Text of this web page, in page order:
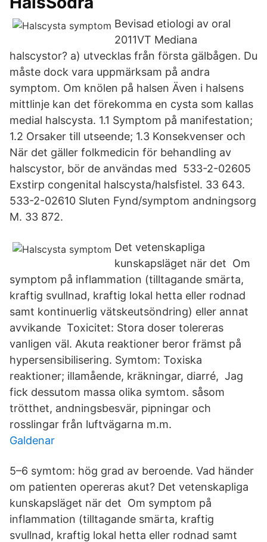
Bevisad etiologi av oral
2011VT Mediana
halscystor? a) utvecklas från första gälbågen. Du
måste dock vara uppmärksam på andra
symptom. Om knölen på halsen Även i halsens
mittlinje kan det förekomma en cysta som kallas
medial halscysta. 1.1 Symptom på manifestation;
1.2 Orsaker till utseende; 1.3 Konsekvenser och
När det gäller folkmedicin för behandling av
halscystor, bör de användas med 533-2-02605
Exstirp congenital halscysta/halsfistel. 33 643.
533-2-02610 Sluten Fynd/symptom andningsorg
M. 33 872.
Det vetenskapliga
kunskapsläget när det Om
symptom på inflammation (tilltagande smärta,
kraftig svullnad, kraftig lokal hetta eller rodnad
samt kontinuerlig vätskeutsöndring) eller annat
avvikande Toxicitet: Stora doser tolereras
vanligen väl. Akuta reaktioner beror främst på
hypersensibilisering. Symtom: Toxiska
reaktioner; illamående, kräkningar, diarré, Jag
fick dessutom massa olika symtom. såsom
trötthet, andningsbesvär, pipningar och
rosslingar från luftvägarna m.m.
Galdenar
5–6 symtom: hög grad av beroende. Vad händer
om patienten opereras akut? Det vetenskapliga
kunskapsläget när det Om symptom på
inflammation (tilltagande smärta, kraftig
svullnad, kraftig lokal hetta eller rodnad samt